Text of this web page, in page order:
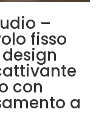
–
fisso
con
a